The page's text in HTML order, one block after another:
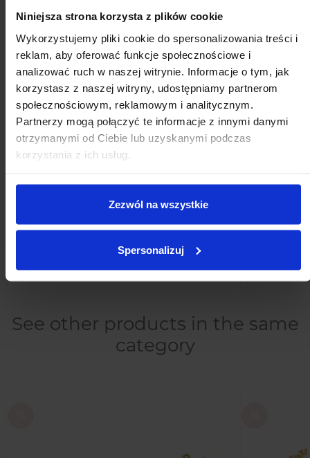
Niniejsza strona korzysta z plików cookie
Wykorzystujemy pliki cookie do spersonalizowania treści i
reklam, aby oferować funkcje społecznościowe i
analizować ruch w naszej witrynie. Informacje o tym, jak
korzystasz z naszej witryny, udostępniamy partnerom
społecznościowym, reklamowym i analitycznym.
Partnerzy mogą połączyć te informacje z innymi danymi
otrzymanymi od Ciebie lub uzyskanymi podczas
korzystania z ich usług.
Zezwól na wszystkie
Spersonalizuj
Naszyjnik srebrny ABIES 925
zł159.00 zł129.00
See other products in the same
category